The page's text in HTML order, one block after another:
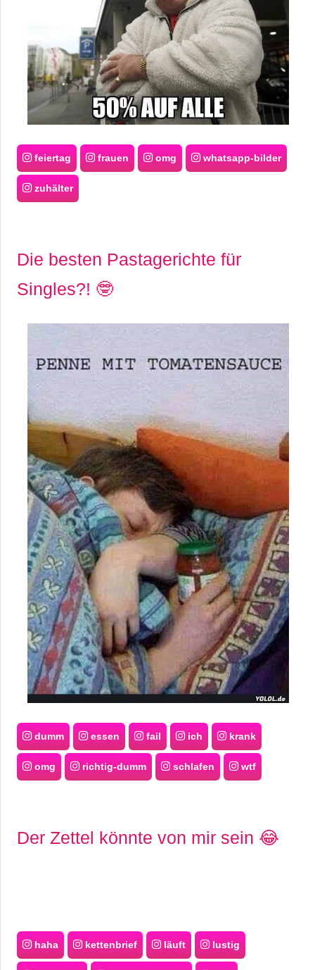
feiertag frauen omg whatsapp-bilder
zuhälter
Die besten Pastagerichte für
Singles?! 🤓
dumm essen fail ich krank
omg richtig-dumm schlafen wtf
Der Zettel könnte von mir sein 😂
haha kettenbrief läuft lustig